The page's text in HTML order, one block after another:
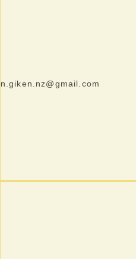
n.giken.nz@gmail.com